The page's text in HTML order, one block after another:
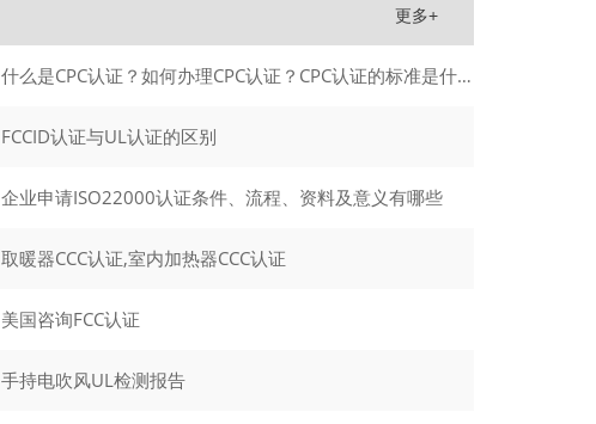
更多+
什么是CPC认证？如何办理CPC认证？CPC认证的标准是什么？
FCCID认证与UL认证的区别
企业申请ISO22000认证条件、流程、资料及意义有哪些
取暖器CCC认证,室内加热器CCC认证
美国咨询FCC认证
手持电吹风UL检测报告